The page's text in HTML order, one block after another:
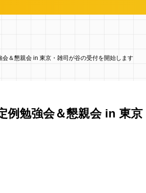
会＆懇親会 in 東京・雑司が谷の受付を開始します
例勉強会＆懇親会 in 東